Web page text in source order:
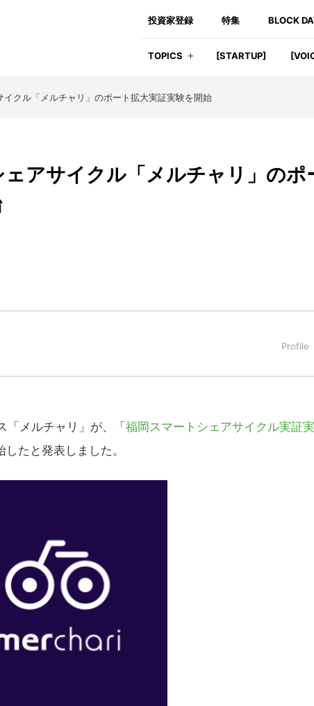
投資家登録 特集 BLOCK
TOPICS [STARTUP]
イクル「メルチャリ」のポート拡大実証実験を開始
アサイクル「メルチャリ」のポ
アップ業界のハードウェアからソフトウェアの事業創出に関わ
本ではネットエイジ等に所属、大手企業の新規事業創出に協
メルチャリ」が、「 福岡スマートシェアサイクル実証
たと発表しました。